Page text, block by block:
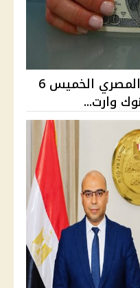
سعر الدولار مقابل الجنيه المصري الخميس 6